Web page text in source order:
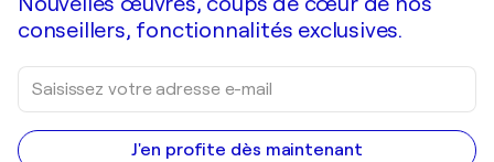
conseillers, fonctionnalités exclusives.
J'en profite dès maintenant